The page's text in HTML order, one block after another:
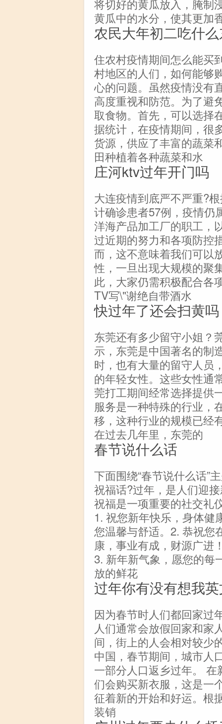
将切好的黄瓜放入，腌制
黄瓜中的水分，使其更加
农民大年初二吃什
住农村疫情期间怎么能买
村地区的人们，如何能够
心的问题。虽然疫情没有
高度重视和防范。为了避
取食物。首先，可以选择
据统计，在疫情期间，很
货源，供应了丰富的蔬菜
田种植着各种蔬菜和水
庄河ktv过年开门吗
大连疫情到底严不严重?
计确诊患者57例，疫情仍
洋海产品加工厂的职工，
过近期的努力和各项防控
而，这不意味着我们可以
性，一旦出现大规模的聚
此，大家仍需积极配合各
TV写\"谢绝自带酒水
快过年了还会扫黄吗
东莞还有多少留守小姐？
示，东莞是中国著名的制
时，也有大量的留守人员
的年轻女性。这些女性通
莞打工期间经常选择提供
服务是一种特殊的行业，
移，这种行业的规模已经
在过去几年里，东莞的
春节说什么话
下面围绕“春节说什么话”
祝福话?过年，是人们迎
祝福是一项重要的社交礼
1. 祝您新年快乐，身体健
您温馨与舒适。2. 恭祝您
康，事业有成，财源广进
3. 新年新气象，愿您的每
放的鲜花
过年你有没有想我
因为春节时人们都回家过
人们通常会放假回家和家
间，街上的人会相对较少
中国，春节期间，城市人
一部分人口返乡过年。
们会购买新衣服，这是一
征着新的开始和好运。根
装销